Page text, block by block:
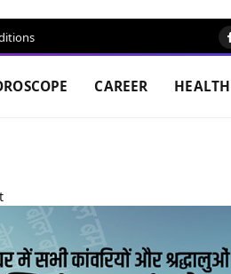
CAREER HEALTH